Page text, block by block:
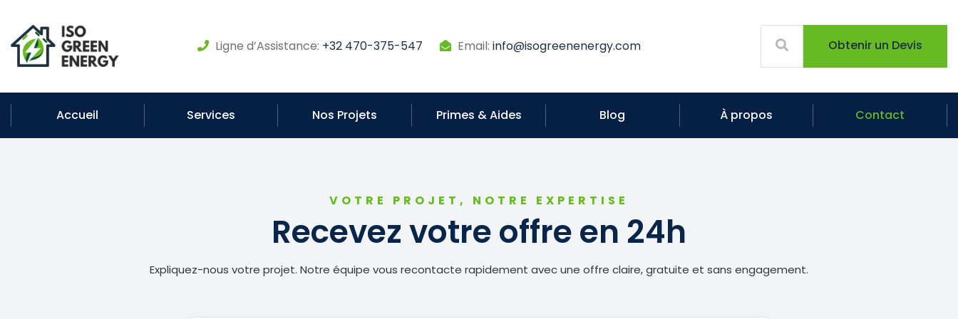
Ligne d’Assistance: +32 470-375-547 Email: info@isogreenenergy.com Obtenir un Devis
Accueil Services Nos Projets Primes & Aides Blog À propos Contact
VOTRE PROJET, NOTRE EXPERTISE
Recevez votre offre en 24h
Expliquez-nous votre projet. Notre équipe vous recontacte rapidement avec une offre claire, gratuite et sans engagement.